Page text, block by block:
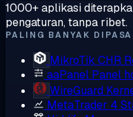
1000+ aplikasi
pengaturan, tanpa ribet.
PALING BANYAK
MikroTik CHR
aaPanel Panel
WireGuard
MetaTrader 4